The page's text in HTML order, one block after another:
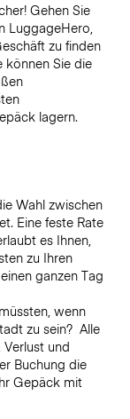
Gehen Sie
LuggageHero,
zu finden
können Sie die
lagern.
Wahl zwischen
Eine feste Rate
es Ihnen,
zu Ihren
ganzen Tag
wenn
zu sein? Alle
und
Buchung die
Gepäck mit